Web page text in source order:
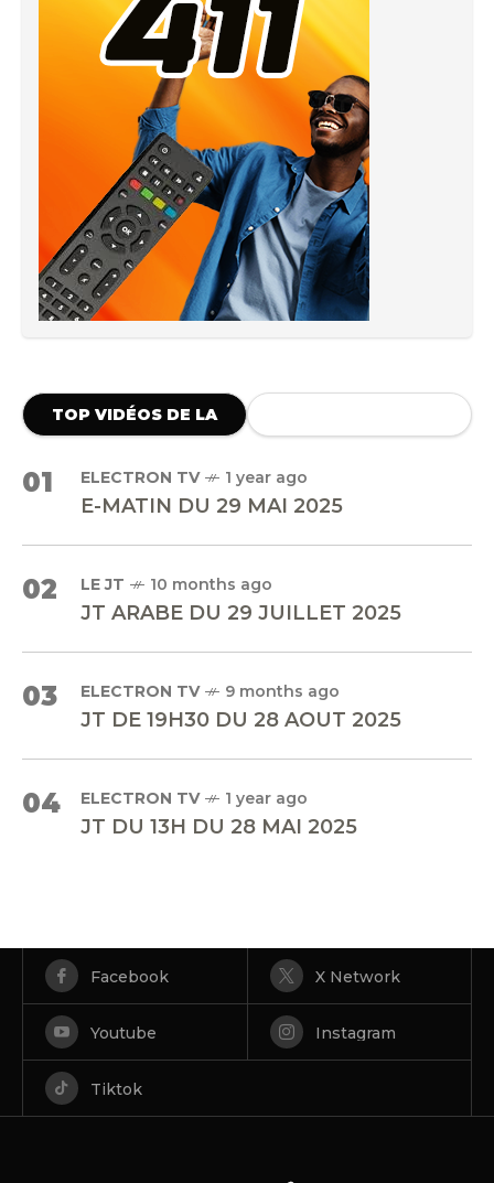
TOP VIDÉOS DE LA
01 ELECTRON TV 1 year ago
E-MATIN DU 29 MAI 2025
02 LE JT 10 months ago
JT ARABE DU 29 JUILLET 2025
03 ELECTRON TV 9 months ago
JT DE 19H30 DU 28 AOUT 2025
04 ELECTRON TV 1 year ago
JT DU 13H DU 28 MAI 2025
Facebook X Network
Youtube Instagram
Tiktok